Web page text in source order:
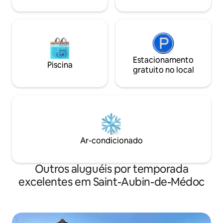
Piscina
Estacionamento
gratuito no local
Ar-condicionado
Outros aluguéis por temporada
excelentes em Saint-Aubin-de-Médoc